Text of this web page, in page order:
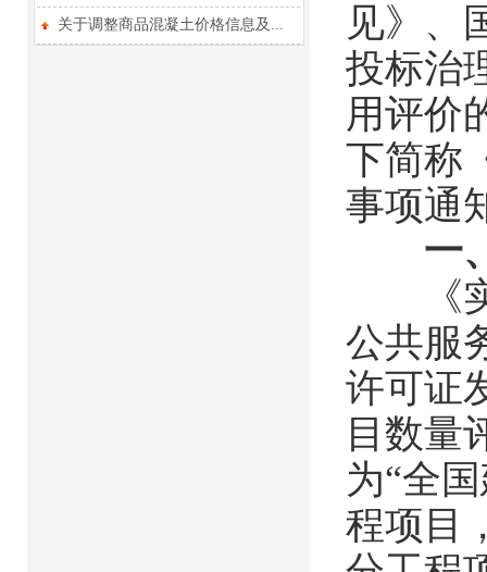
关于调整商品混凝土价格信息及...
见》、
投标治
用评价
下简称
事项通
一
《实
公共服
许可证
目数量
为“全
程项目